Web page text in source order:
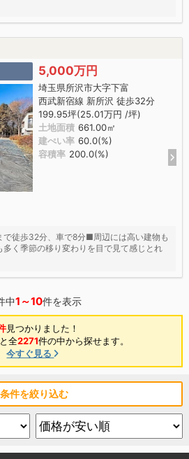
5,000万円
埼玉県所沢市大字下富
西武新宿線 新所沢 徒歩32分
199.95坪(25.01万円 /坪)
土地面積 661.00㎡
建ぺい率 60.0(%)
容積率 200.0(%)
徒歩32分、車で8分■周辺には高い建物も
く季節の移り変わりを目で見て感じとれ
中1～10件を表示
見つかりました！
全2271件の中から探せます。
今すぐ見る
条件を絞り込む